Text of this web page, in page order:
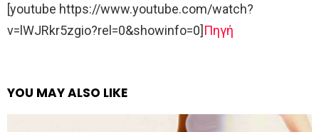
[youtube https://www.youtube.com/watch?
v=lWJRkr5zgio?rel=0&showinfo=0] Πηγή
YOU MAY ALSO LIKE